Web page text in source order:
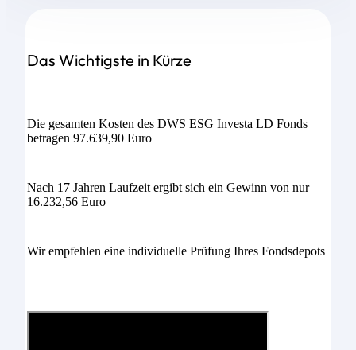
Das Wichtigste in Kürze
Die gesamten Kosten des DWS ESG Investa LD Fonds
betragen 97.639,90 Euro
Nach 17 Jahren Laufzeit ergibt sich ein Gewinn von nur
16.232,56 Euro
Wir empfehlen eine individuelle Prüfung Ihres Fondsdepots